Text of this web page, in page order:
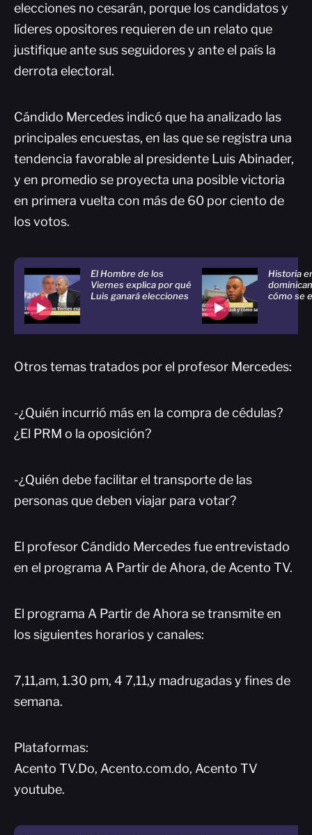
elecciones no cesarán, porque los candidatos y
líderes opositores requieren de un relato que
justifique ante sus seguidores y ante el país la
derrota electoral.
Cándido Mercedes indicó que ha analizado las
principales encuestas, en las que se registra una
tendencia favorable al presidente Luis Abinader,
y en promedio se proyecta una posible victoria
en primera vuelta con más de 60 por ciento de
los votos.
El Hombre de los
Viernes explica por qué
Luis ganará elecciones
Historia
cómo se
Otros temas tratados por el profesor Mercedes:
-¿Quién incurrió más en la compra de cédulas?
¿El PRM o la oposición?
-¿Quién debe facilitar el transporte de las
personas que deben viajar para votar?
El profesor Cándido Mercedes fue entrevistado
en el programa A Partir de Ahora, de Acento TV.
El programa A Partir de Ahora se transmite en
los siguientes horarios y canales:
7,11,am, 1.30 pm, 4 7,11,y madrugadas y fines de
semana.
Plataformas:
Acento TV.Do, Acento.com.do, Acento TV
youtube.